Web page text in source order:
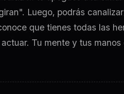
Luego, podrás
que tienes todas las
Tu mente y tus